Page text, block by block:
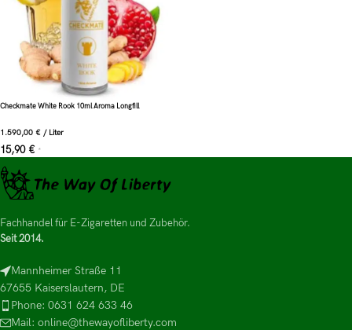
Checkmate White Rook 10ml Aroma Longfill
1.590,00 € / Liter
15,90 € *
Fachhandel für E-Zigaretten und Zubehör.
Seit 2014.
Mannheimer Straße 11
67655 Kaiserslautern, DE
Phone: 0631 624 633 46
Mail: online@thewayofliberty.com